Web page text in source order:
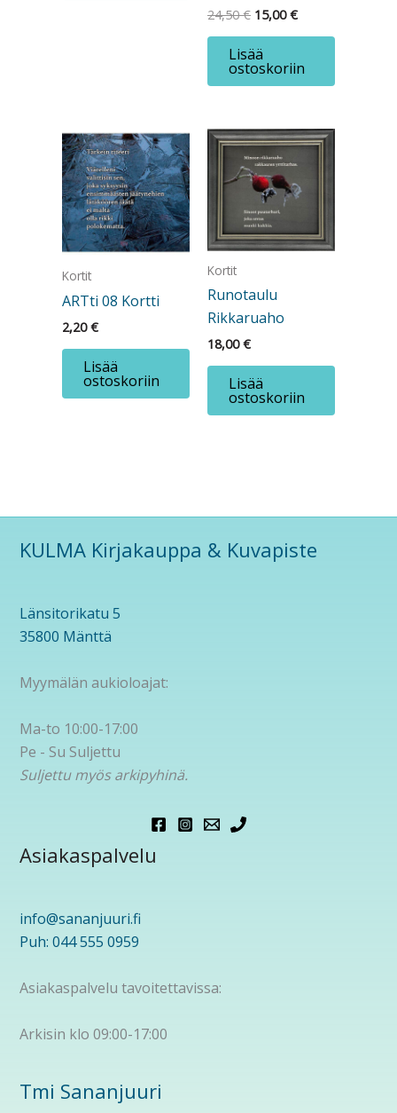
24,50€ Alkuperäinen
oli:
24,50 €.
15,00€Nykyinen
15,00 €.
Lisää
ostoskoriin
Kortit
ARTti 08 Kortti
2,20€
Lisää
ostoskoriin
Kortit
Runotaulu
Rikkaruaho
18,00€
Lisää
ostoskoriin
KULMA Kirjakauppa & Kuvapiste
Länsitorikatu 5
35800 Mänttä
Myymälän aukioloajat:
Ma-to 10:00-17:00
Pe - Su Suljettu
Suljettu myös arkipyhinä.
Asiakaspalvelu
info@sananjuuri.fi
Puh: 044 555 0959
Asiakaspalvelu tavoitettavissa:
Arkisin klo 09:00-17:00
Tmi Sananjuuri